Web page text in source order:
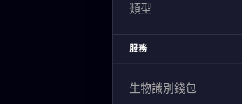
類型
服務
生物識別錢包